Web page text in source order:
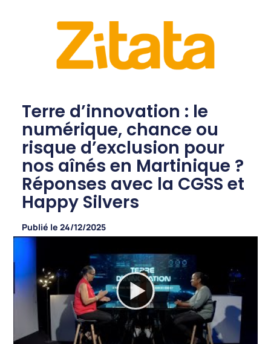
Terre d’innovation : le
numérique, chance ou
risque d’exclusion pour
nos aînés en Martinique ?
Réponses avec la CGSS et
Happy Silvers
Publié le 24/12/2025